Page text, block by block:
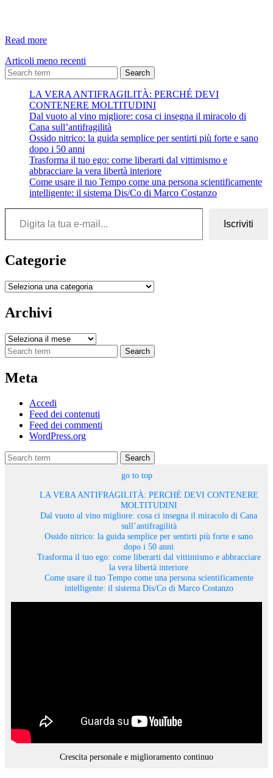
Read moreda
d’Amore
–
Szimborska
Articoli meno recenti
Search
LA VERA ANTIFRAGILITÀ: PERCHÉ DEVI
CONTENERE MOLTITUDINI
Dal vuoto al vino migliore: cosa ci insegna il miracolo di
Cana sull’antifragilità
Ossido nitrico: la guida semplice per sentirti più forte e sano
dopo i 50 anni
Trasforma il tuo ego: come liberarti dal vittimismo e
abbracciare la vera libertà interiore
Come usare il tuo Tempo come una persona scientificamente
intelligente: il sistema Dis/Co di Marco Costanzo
Digita la tua e-mail...
Iscriviti
Categorie
Categorie
Archivi
Archivi
Search
Meta
Accedi
Feed dei contenuti
Feed dei commenti
WordPress.org
Search
go to top
LA VERA ANTIFRAGILITÀ: PERCHÉ DEVI CONTENERE
MOLTITUDINI
Dal vuoto al vino migliore: cosa ci insegna il miracolo di Cana
sull’antifragilità
Ossido nitrico: la guida semplice per sentirti più forte e sano
dopo i 50 anni
Trasforma il tuo ego: come liberarti dal vittimismo e abbracciare
la vera libertà interiore
Come usare il tuo Tempo come una persona scientificamente
intelligente: il sistema Dis/Co di Marco Costanzo
Crescita personale e miglioramento continuo